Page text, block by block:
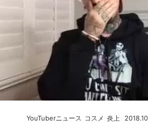
YouTuberニュース コスメ 炎上